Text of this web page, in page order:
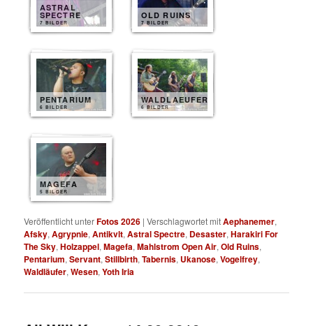
ASTRAL
SPECTRE
7 BILDER
OLD RUINS
7 BILDER
PENTARIUM
6 BILDER
WALDLAEUFER
6 BILDER
MAGEFA
5 BILDER
Veröffentlicht unterFotos 2026 |Verschlagwortet mitAephanemer,
Afsky,Agrypnie,Antikvlt,Astral Spectre, Desaster,Harakiri For
The Sky,Holzappel,Magefa,Mahlstrom Open Air,Old Ruins,
Pentarium,Servant,Stillbirth,Tabernis, Ukanose,Vogelfrey,
Waldläufer,Wesen,Yoth Iria